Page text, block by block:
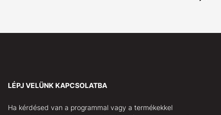
LÉPJ VELÜNK KAPCSOLATBA
Ha kérdésed van a programmal vagy a termékekkel